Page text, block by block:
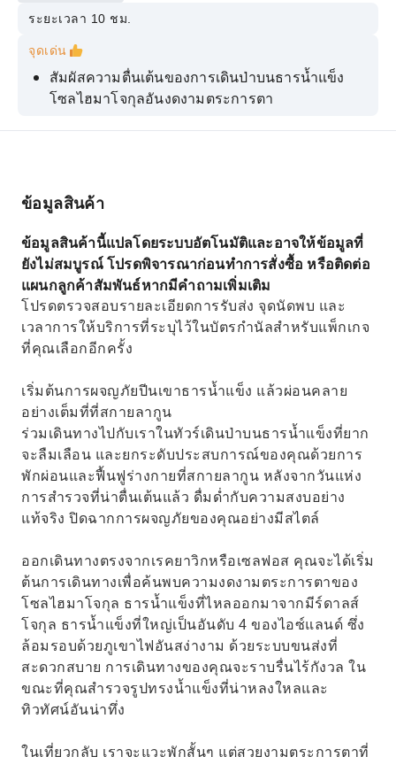
ระยะเวลา 10 ชม.
จุดเด่น
สัมผัสความตื่นเต้นของการเดินป่าบนธารน้ำแข็ง
โซลไฮมาโจกุลอันงดงามตระการตา
ชื่นชมทัศนียภาพอันงดงามของชายฝั่งทางใต้ของ
นับศตวรรษในการเดินป่าพร้อมไกด์นำทาง
ลากูน
ปิดฉากการผจญภัยของคุณอย่างมีสไตล์ที่สกายลา
กูน
ข้อมูลสินค้า
ข้อมูลสินค้านี้แปลโดยระบบอัตโนมัติและอาจให้ข้อมูลที่
ยังไม่สมบูรณ์ โปรดพิจารณาก่อนทำการสั่งซื้อ หรือติดต่อ
แผนกลูกค้าสัมพันธ์หากมีคำถามเพิ่มเติม
โปรดตรวจสอบรายละเอียดการรับส่ง จุดนัดพบ และ
เวลาการให้บริการที่ระบุไว้ในบัตรกำนัลสำหรับแพ็กเกจ
ที่คุณเลือกอีกครั้ง
เริ่มต้นการผจญภัยปีนเขาธารน้ำแข็ง แล้วผ่อนคลาย
อย่างเต็มที่ที่สกายลากูน
ร่วมเดินทางไปกับเราในทัวร์เดินป่าบนธารน้ำแข็งที่ยาก
จะลืมเลือน และยกระดับประสบการณ์ของคุณด้วยการ
พักผ่อนและฟื้นฟูร่างกายที่สกายลากูน หลังจากวันแห่ง
การสำรวจที่น่าตื่นเต้นแล้ว ดื่มด่ำกับความสงบอย่าง
แท้จริง ปิดฉากการผจญภัยของคุณอย่างมีสไตล์
ออกเดินทางตรงจากเรคยาวิกหรือเซลฟอส คุณจะได้เริ่ม
ต้นการเดินทางเพื่อค้นพบความงดงามตระการตาของ
โซลไฮมาโจกุล ธารน้ำแข็งที่ไหลออกมาจากมีร์ดาลส์
โจกุล ธารน้ำแข็งที่ใหญ่เป็นอันดับ 4 ของไอซ์แลนด์ ซึ่ง
ล้อมรอบด้วยภูเขาไฟอันสง่างาม ด้วยระบบขนส่งที่
สะดวกสบาย การเดินทางของคุณจะราบรื่นไร้กังวล ใน
ขณะที่คุณสำรวจรูปทรงน้ำแข็งที่น่าหลงใหลและ
ทิวทัศน์อันน่าทึ่ง
ในเที่ยวกลับ เราจะแวะพักสั้นๆ แต่สวยงามตระการตาที่